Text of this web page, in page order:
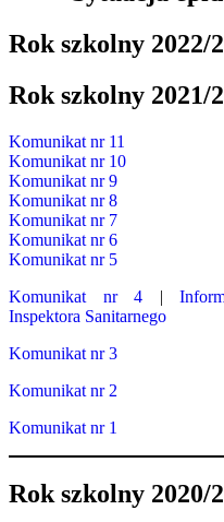
Rok szkolny 2022/
Rok szkolny 2021/
Komunikat nr 11
Komunikat nr 10
Komunikat nr 9
Komunikat nr 8
Komunikat nr 7
Komunikat nr 6
Komunikat nr 5
Komunikat nr 4 |
Inspektora Sanitarnego
Komunikat nr 3
Komunikat nr 2
Komunikat nr 1
Rok szkolny 2020/